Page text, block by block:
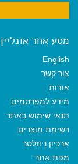
מסע אחר אונליין
English
צור קשר
אודות
מידע למפרסמים
תנאי שימוש באתר
רשימת מוצרים
ארכיון ניוזלטר
מפת אתר